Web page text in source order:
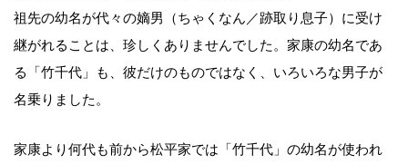
祖先の幼名が代々の嫡男（ちゃくなん／跡取り息子）に受け
継がれることは、珍しくありませんでした。家康の幼名であ
る「竹千代」も、彼だけのものではなく、いろいろな男子が
名乗りました。
家康より何代も前から松平家では「竹千代」の幼名が使われ